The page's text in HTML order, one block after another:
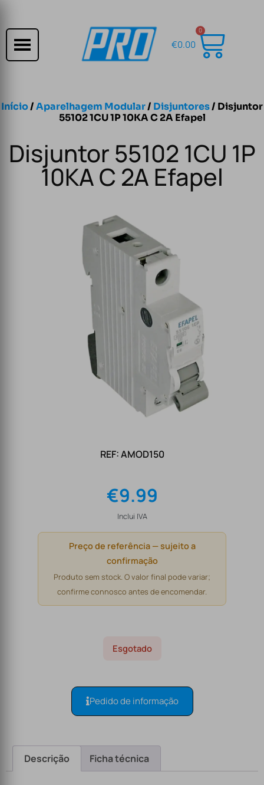
€0.00
0
Início/Aparelhagem Modular/ Disjuntores/ Disjuntor
55102 1CU 1P 10KA C 2A Efapel
Disjuntor 55102 1CU 1P
10KA C 2A Efapel
REF: AMOD150
€9.99
Inclui IVA
Preço de referência — sujeito a
confirmação
Produto sem stock. O valor final pode variar;
confirme connosco antes de encomendar.
Esgotado
Pedido de informação
Descrição Ficha técnica